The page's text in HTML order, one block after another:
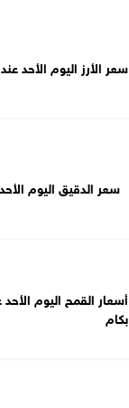
سعر الأرز اليوم الأحد
سعر الدقيق اليوم
أسعار القمح اليوم
بكام